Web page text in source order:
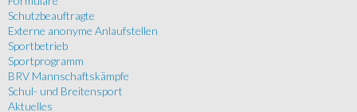
Schutzbeauftragte
Externe anonyme Anlaufstellen
Sportbetrieb
Sportprogramm
BRV Mannschaftskämpfe
Schul- und Breitensport
Aktuelles